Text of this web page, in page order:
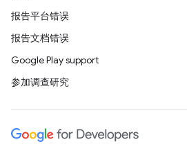
报告平台错误
报告文档错误
Google Play support
参加调查研究